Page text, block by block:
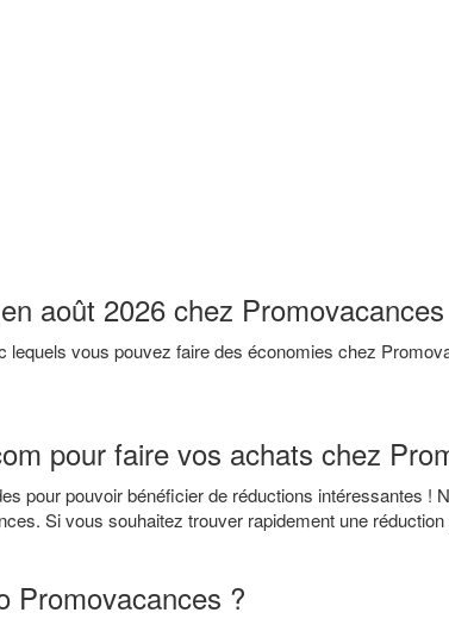
août 2026 chez
vous pouvez faire des économies chez
pour faire vos achats chez
pour pouvoir bénéficier de réductions intéressantes !
Si vous souhaitez trouver rapidement une
Promovacances ?